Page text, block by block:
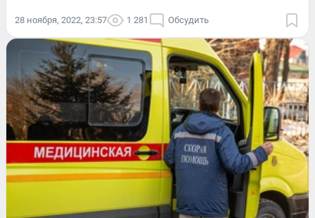
28 ноября, 2022, 23:57 1 281 Обсудить